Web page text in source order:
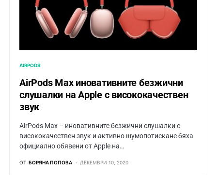
AIRPODS
AirPods Max иновативните безжични
слушалки на Apple с висококачествен
звук
AirPods Max – иновативните безжични слушалки с
висококачествен звук и активно шумопотискане бяха
официално обявени от Apple на…
ОТ БОРЯНА ПОПОВА ДЕКЕМВРИ 10, 2020